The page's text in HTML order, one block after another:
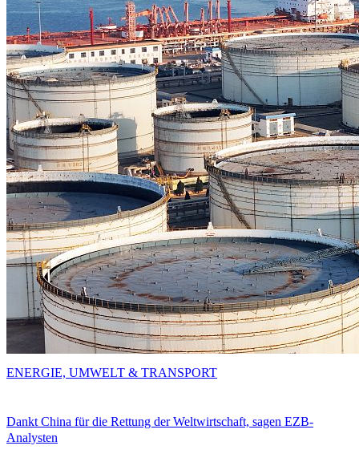
Dankt China für die Rettung der Weltwirtschaft, sagen EZB-
Analysten
ENERGIE, UMWELT & TRANSPORT